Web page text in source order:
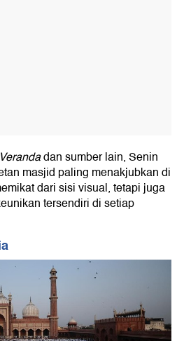
Verandadan sumber lain, Senin
masjid paling menakjubkan di
dari sisi visual, tetapi juga
tersendiri di setiap